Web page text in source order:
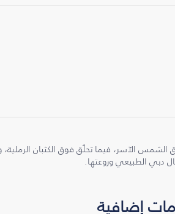
الآسر، فيما تحلّق فوق الكثبان
دبي الطبيعي وروعتها.
إضافية